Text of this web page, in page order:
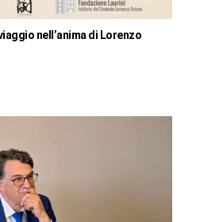
nell’anima di Lorenzo